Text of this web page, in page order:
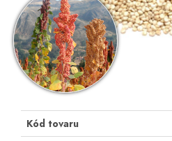
Kód tovaru